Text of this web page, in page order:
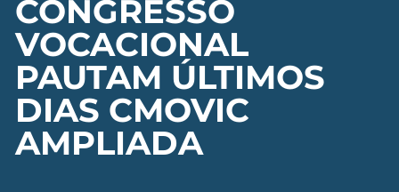
CONGRESSO
VOCACIONAL
PAUTAM ÚLTIMOS
DIAS CMOVIC
AMPLIADA